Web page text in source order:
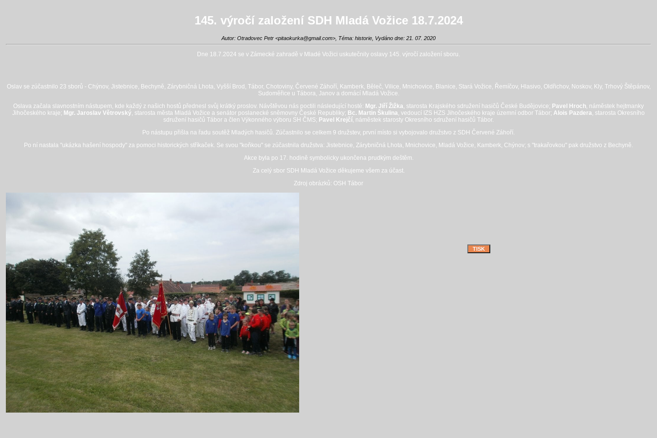
145. výročí založení SDH Mladá Vožice 18.7.2024
Autor: Otradovec Petr <pitaokurka@gmail.com>, Téma: historie, Vydáno dne: 21. 07. 2020
Dne 18.7.2024 se v Zámecké zahradě v Mladé Vožici uskutečnily oslavy 145. výročí založení sboru.
Oslav se zúčastnilo 23 sborů - Chýnov, Jistebnice, Bechyně, Zárybničná Lhota, Vyšší Brod, Tábor, Chotoviny, Červené Záhoří, Kamberk, Běleč, Vilice, Mnichovice, Blanice, Stará Vožice, Řemíčov, Hlasivo, Oldřichov, Noskov, Kly, Trhový Štěpánov,
Sudoměřice u Tábora, Janov a domácí Mladá Vožice.
Oslava začala slavnostním nástupem, kde každý z našich hostů přednesl svůj krátký proslov. Návštěvou nás poctili následující hosté: Mgr. Jiří Žižka, starosta Krajského sdružení hasičů České Budějovice; Pavel Hroch, náměstek hejtmanky
Jihočeského kraje; Mgr. Jaroslav Větrovský, starosta města Mladá Vožice a senátor poslanecké sněmovny České Republiky; Bc. Martin Škulina, vedoucí IZS HZS Jihočeského kraje územní odbor Tábor; Alois Pazdera, starosta Okresního
sdružení hasičů Tábor a člen Výkonného výboru SH ČMS; Pavel Krejčí, náměstek starosty Okresního sdružení hasičů Tábor.
Po nástupu přišla na řadu soutěž Mladých hasičů. Zúčastnilo se celkem 9 družstev, první místo si vybojovalo družstvo z SDH Červené Záhoří.
Po ní nastala "ukázka hašení hospody" za pomoci historických stříkaček. Se svou "koňkou" se zúčastnila družstva: Jistebnice, Zárybničná Lhota, Mnichovice, Mladá Vožice, Kamberk, Chýnov; s "trakařovkou" pak družstvo z Bechyně.
Akce byla po 17. hodině symbolicky ukončena prudkým deštěm.
Za celý sbor SDH Mladá Vožice děkujeme všem za účast.
Zdroj obrázků: OSH Tábor